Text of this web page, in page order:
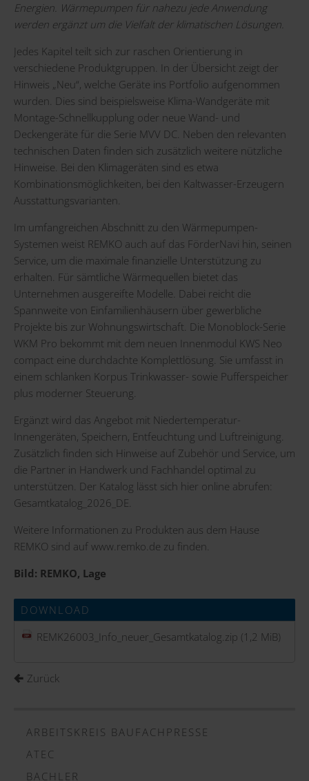
Energien. Wärmepumpen für nahezu jede Anwendung
werden ergänzt um die Vielfalt der klimatischen Lösungen.
Jedes Kapitel teilt sich zur raschen Orientierung in
verschiedene Produktgruppen. In der Übersicht zeigt der
Hinweis „Neu“, welche Geräte ins Portfolio aufgenommen
wurden. Dies sind beispielsweise Klima-Wandgeräte mit
Montage-Schnellkupplung oder neue Wand- und
Deckengeräte für die Serie MVV DC. Neben den relevanten
technischen Daten finden sich zusätzlich weitere nützliche
Hinweise. Bei den Klimageräten sind es etwa
Kombinationsmöglichkeiten, bei den Kaltwasser-Erzeugern
Ausstattungsvarianten.
Im umfangreichen Abschnitt zu den Wärmepumpen-
Systemen weist REMKO auch auf das FörderNavi hin, seinen
Service, um die maximale finanzielle Unterstützung zu
erhalten. Für sämtliche Wärmequellen bietet das
Unternehmen ausgereifte Modelle. Dabei reicht die
Spannweite von Einfamilienhäusern über gewerbliche
Projekte bis zur Wohnungswirtschaft. Die Monoblock-Serie
WKM Pro bekommt mit dem neuen Innenmodul KWS Neo
compact eine durchdachte Komplettlösung. Sie umfasst in
einem schlanken Korpus Trinkwasser- sowie Pufferspeicher
plus moderner Steuerung.
Ergänzt wird das Angebot mit Niedertemperatur-
Innengeräten, Speichern, Entfeuchtung und Luftreinigung.
Zusätzlich finden sich Hinweise auf Zubehör und Service, um
die Partner in Handwerk und Fachhandel optimal zu
unterstützen. Der Katalog lässt sich hier online abrufen:
Gesamtkatalog_2026_DE.
Weitere Informationen zu Produkten aus dem Hause
REMKO sind auf www.remko.de zu finden.
Bild: REMKO, Lage
DOWNLOAD
REMK26003_Info_neuer_Gesamtkatalog.zip (1,2 MiB)
Zurück
ARBEITSKREIS BAUFACHPRESSE
ATEC
BACHLER